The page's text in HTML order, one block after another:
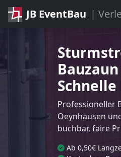
JB EventBau |
Professioneller
Oeynhausen
buchbar, faire
Ab 0,50€